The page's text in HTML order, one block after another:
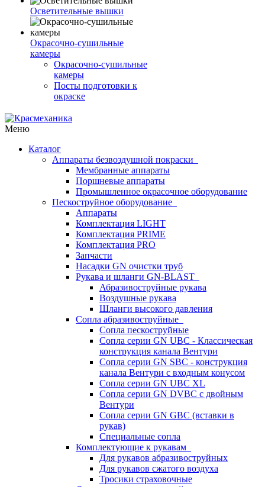
Осветительные вышки
Окрасочно-сушильные
камеры
Окрасочно-сушильные
камеры
Посты подготовки к
окраске
Меню
Каталог
Аппараты безвоздушной покраски
Мембранные аппараты
Поршневые аппараты
Промышленное окрасочное оборудование
Пескоструйное оборудование
Аппараты
Комплектация LIGHT
Комплектация PRIME
Комплектация PRO
Запчасти
Насадки GN очистки труб
Рукава и шланги GN-BLAST
Абразивоструйные рукава
Воздушные рукава
Шланги высокого давления
Сопла абразивоструйные
Сопла пескоструйные
Сопла серии GN UBC - Классическая
конструкция канала Вентури
Сопла серии GN SBC - конструкция
канала Вентури c входным конусом
Сопла серии GN UBC XL
Сопла серии GN DVBC с двойным
Вентури
Сопла серии GN GBC (вставки в
рукав)
Специальные сопла
Комплектующие к рукавам
Для рукавов абразивоструйных
Для рукавов сжатого воздуха
Тросики страховочные